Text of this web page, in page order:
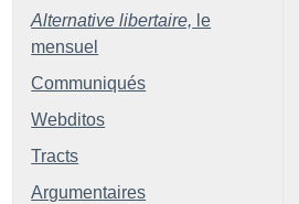
Alternative libertaire, le
mensuel
Communiqués
Webditos
Tracts
Argumentaires